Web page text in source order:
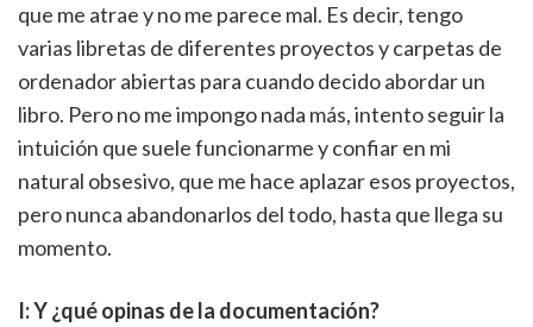
que me atrae y no me parece mal. Es decir, tengo
varias libretas de diferentes proyectos y carpetas de
ordenador abiertas para cuando decido abordar un
libro. Pero no me impongo nada más, intento seguir la
intuición que suele funcionarme y confiar en mi
natural obsesivo, que me hace aplazar esos proyectos,
pero nunca abandonarlos del todo, hasta que llega su
momento.
I: Y ¿qué opinas de la documentación?